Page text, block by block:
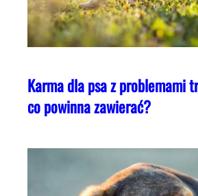
Karma dla psa z problemami
co powinna zawierać?